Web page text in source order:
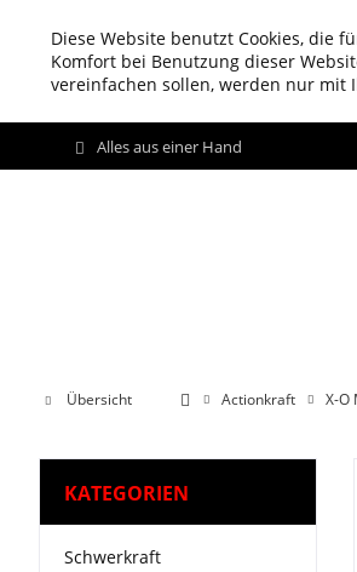
Diese Website benutzt Cookies, die
Komfort bei Benutzung dieser
vereinfachen sollen, werden nur mit
Alles aus einer Hand
Übersicht Actionkraft X-O
KATEGORIEN
Schwerkraft